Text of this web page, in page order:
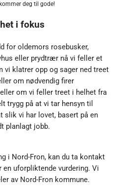
deg til gode!
i fokus
for oldemors rosebusker,
eller prydtrær nå vi feller et
vi klatrer opp og sager ned treet
om nødvendig firer
om vi feller treet i helhet fra
trygg på at vi tar hensyn til
slik vi har lovet, basert på en
planlagt jobb.
i Nord-Fron, kan du ta kontakt
uforpliktende vurdering. Vi
av Nord-Fron kommune.